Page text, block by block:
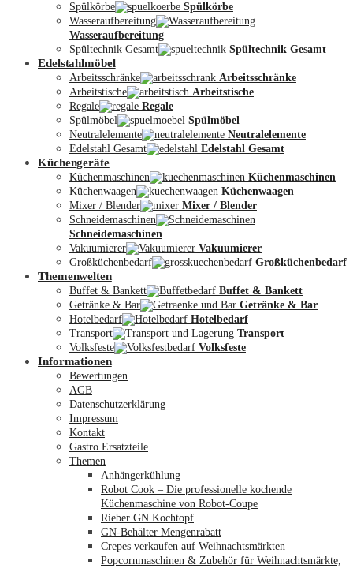
Kontakt
Mein Konto
Spülkörbe
Spülkörbe
Wasseraufbereitung
Wasseraufbereitung
Spültechnik Gesamt
Spültechnik Gesamt
Edelstahlmöbel
Arbeitsschränke
Arbeitsschränke
Arbeitstische
Arbeitstische
Regale
Regale
Spülmöbel
Spülmöbel
Neutralelemente
Neutralelemente
Edelstahl Gesamt
Edelstahl Gesamt
Küchengeräte
Küchenmaschinen
Küchenmaschinen
Küchenwaagen
Küchenwaagen
Mixer / Blender
Mixer / Blender
Schneidemaschinen
Schneidemaschinen
Vakuumierer
Vakuumierer
Großküchenbedarf
Großküchenbedarf
Themenwelten
Buffet & Bankett
Buffet & Bankett
Getränke & Bar
Getränke & Bar
Hotelbedarf
Hotelbedarf
Transport
Transport
Volksfeste
Volksfeste
Informationen
Bewertungen
AGB
Datenschutzerklärung
Impressum
Kontakt
Gastro Ersatzteile
Themen
Anhängerkühlung
Robot Cook – Die professionelle kochende
Küchenmaschine von Robot-Coupe
Rieber GN Kochtopf
GN-Behälter Mengenrabatt
Crepes verkaufen auf Weihnachtsmärkten
Popcornmaschinen & Zubehör für Weihnachtsmärkte,